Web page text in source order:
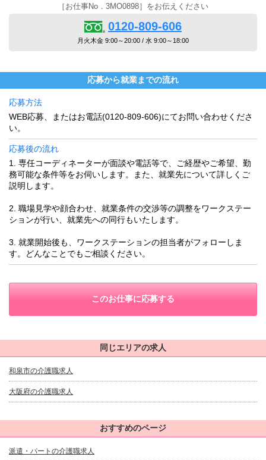
［お仕事No．3MO0898］をお伝えください
0120-809-606
月火木金 9:00～20:00 / 水 9:00～18:00
応募から就業までの流れ
応募方法
WEB応募、またはお電話(0120-809-606)にてお問い合わせくださ
い。
応募後の流れ
1. 専任コーディネーターが面談や電話等で、ご経歴やご希望、勤
務可能な条件等をお伺いします。また、就業先について詳しくご
説明します。
2. 職場見学や顔合わせ、就業条件の交渉等の調整をワークステー
ションが行い、就業先への同行もいたします。
3. 就業開始後も、ワークステーションの担当者がフォローしま
す。どんなことでもご相談ください。
このお仕事に応募する
同じエリアの求人
和泉市の介護職求人
大阪府の介護職求人
おすすめのページ
派遣・パートの介護職求人